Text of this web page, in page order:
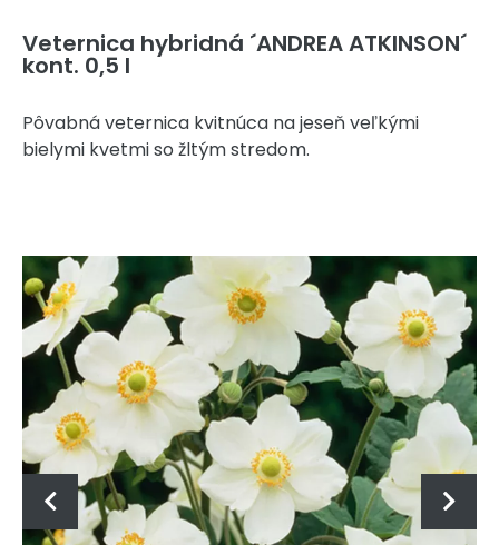
Veternica hybridná ´ANDREA ATKINSON´
kont. 0,5 l
Pôvabná veternica kvitnúca na jeseň veľkými
bielymi kvetmi so žltým stredom.